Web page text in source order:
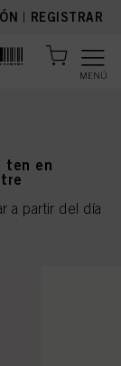
| REGISTRAR
MENÚ
ten en
a partir del día